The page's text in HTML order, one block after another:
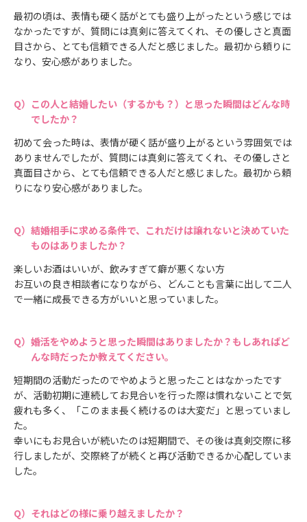
最初の頃は、表情も硬く話がとても盛り上がったという感じでは
なかったですが、質問には真剣に答えてくれ、その優しさと真面
目さから、とても信頼できる人だと感じました。最初から頼りに
なり、安心感がありました。
この人と結婚したい（するかも？）と思った瞬間はどんな時
でしたか？
初めて会った時は、表情が硬く話が盛り上がるという雰囲気では
ありませんでしたが、質問には真剣に答えてくれ、その優しさと
真面目さから、とても信頼できる人だと感じました。最初から頼
りになり安心感がありました。
結婚相手に求める条件で、これだけは譲れないと決めていた
ものはありましたか？
楽しいお酒はいいが、飲みすぎて癖が悪くない方
お互いの良き相談者になりながら、どんことも言葉に出して二人
で一緒に成長できる方がいいと思っていました。
婚活をやめようと思った瞬間はありましたか？もしあればど
んな時だったか教えてください。
短期間の活動だったのでやめようと思ったことはなかったです
が、活動初期に連続してお見合いを行った際は慣れないことで気
疲れも多く、「このまま長く続けるのは大変だ」と思っていまし
た。
幸いにもお見合いが続いたのは短期間で、その後は真剣交際に移
行しましたが、交際終了が続くと再び活動できるか心配していま
した。
それはどの様に乗り越えましたか？